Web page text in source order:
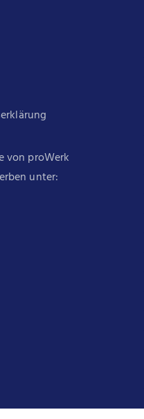
von proWerk
unter: